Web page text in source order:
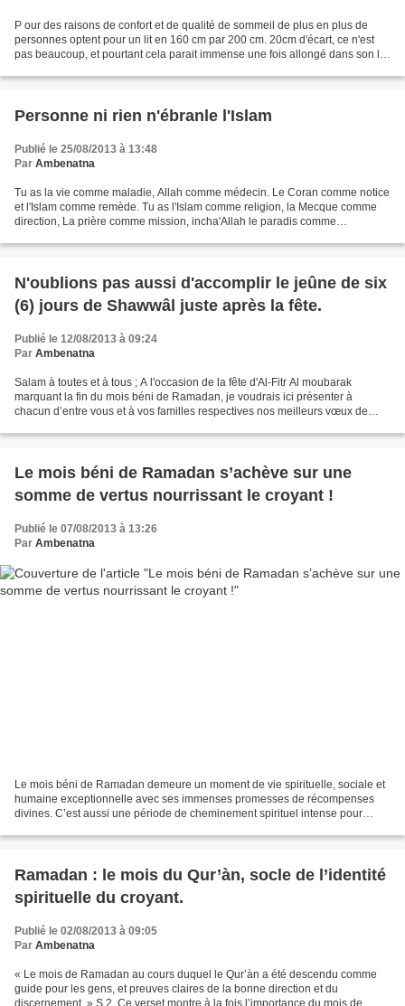
P our des raisons de confort et de qualité de sommeil de plus en plus de
personnes optent pour un lit en 160 cm par 200 cm. 20cm d'écart, ce n'est
pas beaucoup, et pourtant cela parait immense une fois allongé dans son lit.
Personne ni rien n'ébranle l'Islam
Publié le 25/08/2013 à 13:48
Par Ambenatna
Tu as la vie comme maladie, Allah comme médecin. Le Coran comme notice
et l'Islam comme remède. Tu as l'Islam comme religion, la Mecque comme
direction, La prière comme mission, incha'Allah le paradis comme
N'oublions pas aussi d'accomplir le jeûne de six
(6) jours de Shawwâl juste après la fête.
Publié le 12/08/2013 à 09:24
Par Ambenatna
Salam à toutes et à tous ; A l'occasion de la fête d'Al-Fitr Al moubarak
marquant la fin du mois béni de Ramadan, je voudrais ici présenter à
chacun d’entre vous et à vos familles respectives nos meilleurs vœux de
Le mois béni de Ramadan s’achève sur une
somme de vertus nourrissant le croyant !
Publié le 07/08/2013 à 13:26
Par Ambenatna
Le mois béni de Ramadan demeure un moment de vie spirituelle, sociale et
humaine exceptionnelle avec ses immenses promesses de récompenses
divines. C’est aussi une période de cheminement spirituel intense pour
Ramadan : le mois du Qur’àn, socle de l’identité
spirituelle du croyant.
Publié le 02/08/2013 à 09:05
Par Ambenatna
« Le mois de Ramadan au cours duquel le Qur’àn a été descendu comme
guide pour les gens, et preuves claires de la bonne direction et du
discernement. » S.2. Ce verset montre à la fois l’importance du mois de